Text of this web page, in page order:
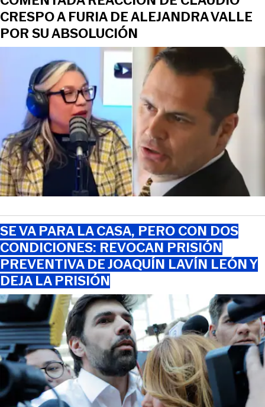
CRESPO A FURIA DE ALEJANDRA VALLE
POR SU ABSOLUCIÓN
SE VA PARA LA CASA, PERO CON DOS
CONDICIONES: REVOCAN PRISIÓN
PREVENTIVA DE JOAQUÍN LAVÍN LEÓN Y
DEJA LA PRISIÓN